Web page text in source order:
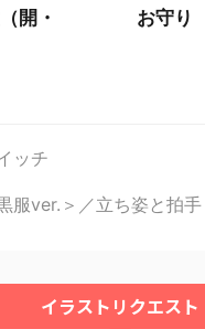
開・
お守り
ッチ
服ver.＞／立ち姿と拍手
イラストリクエスト